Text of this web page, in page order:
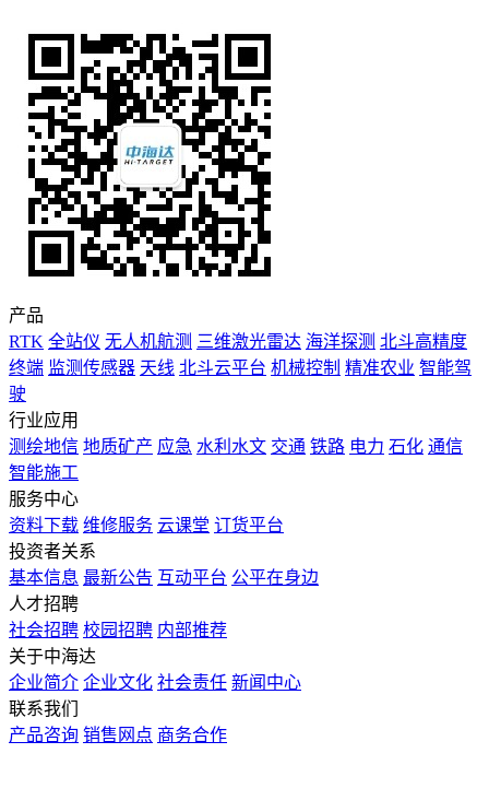
产品
RTK 全站仪 无人机航测 三维激光雷达 海洋探测 北斗高精度
终端 监测传感器 天线 北斗云平台 机械控制 精准农业 智能驾
驶
行业应用
测绘地信 地质矿产 应急 水利水文 交通 铁路 电力 石化 通信
智能施工
服务中心
资料下载 维修服务 云课堂 订货平台
投资者关系
基本信息 最新公告 互动平台 公平在身边
人才招聘
社会招聘 校园招聘 内部推荐
关于中海达
企业简介 企业文化 社会责任 新闻中心
联系我们
产品咨询 销售网点 商务合作